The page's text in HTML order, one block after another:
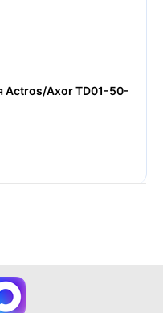
Actros/Axor TD01-50-